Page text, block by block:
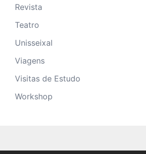
Revista
Teatro
Unisseixal
Viagens
Visitas de Estudo
Workshop